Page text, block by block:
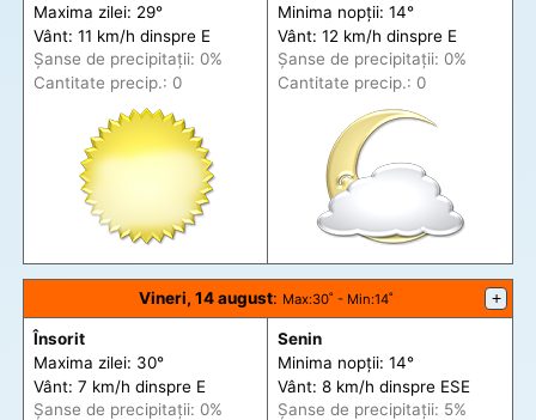
Maxima zilei: 29°
Vânt: 11 km/h dinspre E
Șanse de precipitații: 0%
Cantitate precip.: 0
Minima nopții: 14°
Vânt: 12 km/h dinspre E
Șanse de precipitații: 0%
Cantitate precip.: 0
Vineri, 14 august: Max:30˚ - Min:14˚ +
Însorit
Maxima zilei: 30°
Vânt: 7 km/h dinspre E
Șanse de precipitații: 0%
Senin
Minima nopții: 14°
Vânt: 8 km/h dinspre ESE
Șanse de precipitații: 5%